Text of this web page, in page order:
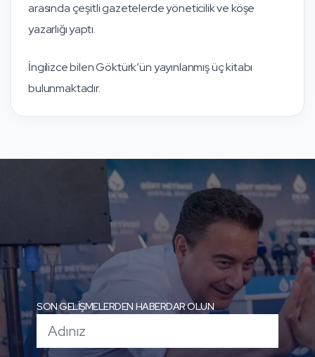
arasında çeşitli gazetelerde yöneticilik ve köşe
yazarlığı yaptı.
İngilizce bilen Göktürk’ün yayınlanmış üç kitabı
bulunmaktadır.
SON GELİŞMELERDEN HABERDAR OLUN